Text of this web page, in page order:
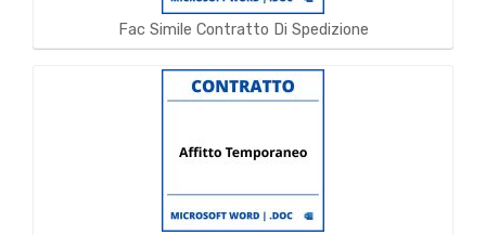
Fac Simile Contratto Di Spedizione